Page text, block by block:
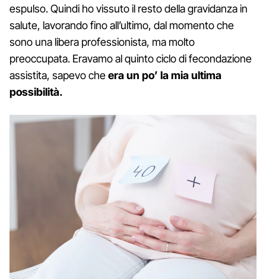
espulso. Quindi ho vissuto il resto della gravidanza in
salute, lavorando fino all’ultimo, dal momento che
sono una libera professionista, ma molto
preoccupata. Eravamo al quinto ciclo di fecondazione
assistita, sapevo cheera un po’ la mia ultima
possibilità.